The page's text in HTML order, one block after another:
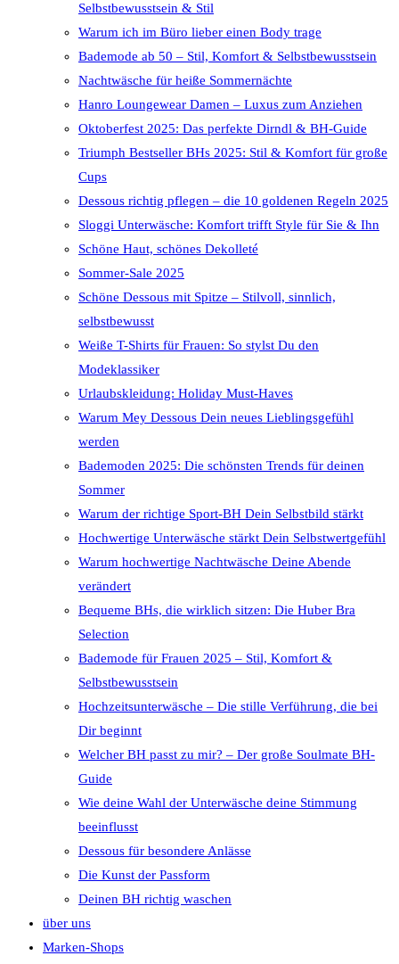
Selbstbewusstsein & Stil
Warum ich im Büro lieber einen Body trage
Bademode ab 50 – Stil, Komfort & Selbstbewusstsein
Nachtwäsche für heiße Sommernächte
Hanro Loungewear Damen – Luxus zum Anziehen
Oktoberfest 2025: Das perfekte Dirndl & BH-Guide
Triumph Bestseller BHs 2025: Stil & Komfort für große
Cups
Dessous richtig pflegen – die 10 goldenen Regeln 2025
Sloggi Unterwäsche: Komfort trifft Style für Sie & Ihn
Schöne Haut, schönes Dekolleté
Sommer-Sale 2025
Schöne Dessous mit Spitze – Stilvoll, sinnlich,
selbstbewusst
Weiße T-Shirts für Frauen: So stylst Du den
Modeklassiker
Urlaubskleidung: Holiday Must-Haves
Warum Mey Dessous Dein neues Lieblingsgefühl
werden
Bademoden 2025: Die schönsten Trends für deinen
Sommer
Warum der richtige Sport-BH Dein Selbstbild stärkt
Hochwertige Unterwäsche stärkt Dein Selbstwertgefühl
Warum hochwertige Nachtwäsche Deine Abende
verändert
Bequeme BHs, die wirklich sitzen: Die Huber Bra
Selection
Bademode für Frauen 2025 – Stil, Komfort &
Selbstbewusstsein
Hochzeitsunterwäsche – Die stille Verführung, die bei
Dir beginnt
Welcher BH passt zu mir? – Der große Soulmate BH-
Guide
Wie deine Wahl der Unterwäsche deine Stimmung
beeinflusst
Dessous für besondere Anlässe
Die Kunst der Passform
Deinen BH richtig waschen
über uns
Marken-Shops